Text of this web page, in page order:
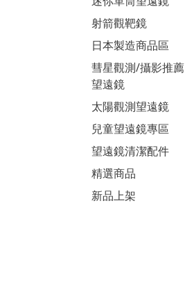
射箭觀靶鏡
日本製造商品區
彗星觀測/攝影推薦
望遠鏡
太陽觀測望遠鏡
兒童望遠鏡專區
望遠鏡清潔配件
精選商品
新品上架